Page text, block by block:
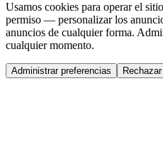
Usamos cookies para operar el
permiso — personalizar los
anuncios de cualquier forma.
cualquier momento.
Administrar preferencias